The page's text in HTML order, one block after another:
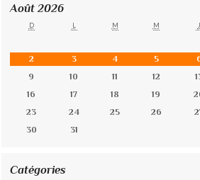
Août 2026
D L M M J
2
3 4 5
9
10 11 12
16
17 18 19
23
24 25 26
30
31
Catégories